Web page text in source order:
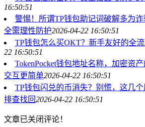
16:50:51
警惕！所谓TP钱包助记词破解多为
全需理性防护2026-04-22 16:50:51
TP钱包怎么买OKT？新手友好的全
22 16:50:51
TokenPocket钱包地址名称，加密资
交互更简单2026-04-22 16:50:51
TP钱包闪兑的币消失？别慌，这几
排查找回2026-04-22 16:50:51
文章已关闭评论！